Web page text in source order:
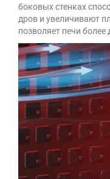
боковых стенках
дров и увеличивают
позволяет печи